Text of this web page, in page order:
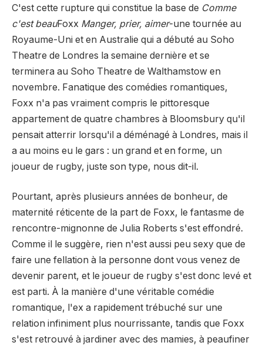
C'est cette rupture qui constitue la base de Comme
c'est beauFoxx Manger, prier, aimer-une tournée au
Royaume-Uni et en Australie qui a débuté au Soho
Theatre de Londres la semaine dernière et se
terminera au Soho Theatre de Walthamstow en
novembre. Fanatique des comédies romantiques,
Foxx n'a pas vraiment compris le pittoresque
appartement de quatre chambres à Bloomsbury qu'il
pensait atterrir lorsqu'il a déménagé à Londres, mais il
a au moins eu le gars : un grand et en forme, un
joueur de rugby, juste son type, nous dit-il.
Pourtant, après plusieurs années de bonheur, de
maternité réticente de la part de Foxx, le fantasme de
rencontre-mignonne de Julia Roberts s'est effondré.
Comme il le suggère, rien n'est aussi peu sexy que de
faire une fellation à la personne dont vous venez de
devenir parent, et le joueur de rugby s'est donc levé et
est parti. À la manière d'une véritable comédie
romantique, l'ex a rapidement trébuché sur une
relation infiniment plus nourrissante, tandis que Foxx
s'est retrouvé à jardiner avec des mamies, à peaufiner